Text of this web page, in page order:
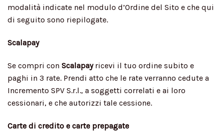
modalità indicate nel modulo d’Ordine del Sito e che qui
di seguito sono riepilogate.
Scalapay
Se compri con Scalapay ricevi il tuo ordine subito e
paghi in 3 rate. Prendi atto che le rate verranno cedute a
Incremento SPV S.r.l., a soggetti correlati e ai loro
cessionari, e che autorizzi tale cessione.
Carte di credito e carte prepagate